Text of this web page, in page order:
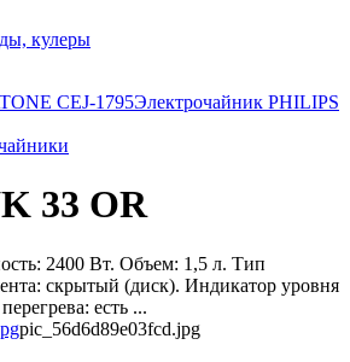
кулеры
CEJ-1795Электрочайник PHILIPS
33 OR
2400 Вт. Объем: 1,5 л. Тип
скрытый (диск). Индикатор уровня
есть ...
pic_56d6d89e03fcd.jpg